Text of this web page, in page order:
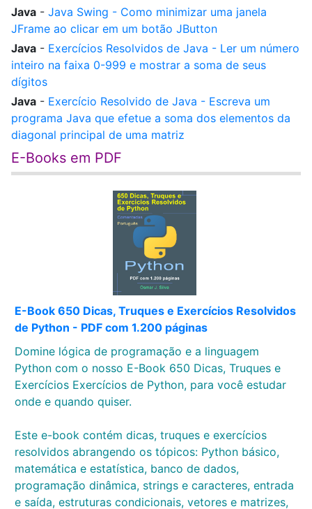
Java - Java Swing - Como minimizar uma janela
JFrame ao clicar em um botão JButton
Java - Exercícios Resolvidos de Java - Ler um número
inteiro na faixa 0-999 e mostrar a soma de seus
dígitos
Java - Exercício Resolvido de Java - Escreva um
programa Java que efetue a soma dos elementos da
diagonal principal de uma matriz
E-Books em PDF
E-Book 650 Dicas, Truques e Exercícios Resolvidos
de Python - PDF com 1.200 páginas
Domine lógica de programação e a linguagem
Python com o nosso E-Book 650 Dicas, Truques e
Exercícios Exercícios de Python, para você estudar
onde e quando quiser.
Este e-book contém dicas, truques e exercícios
resolvidos abrangendo os tópicos: Python básico,
matemática e estatística, banco de dados,
programação dinâmica, strings e caracteres, entrada
e saída, estruturas condicionais, vetores e matrizes,